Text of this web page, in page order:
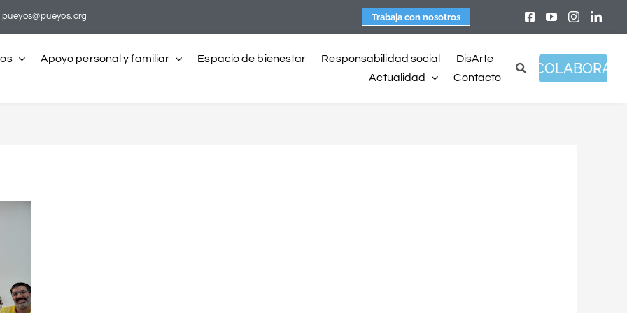
pueyos@pueyos.org Trabaja con nosotros
Apoyo personal y familiar Espacio de bienestar Responsabilidad social
DisArte
Actualidad
Contacto
COLABORA